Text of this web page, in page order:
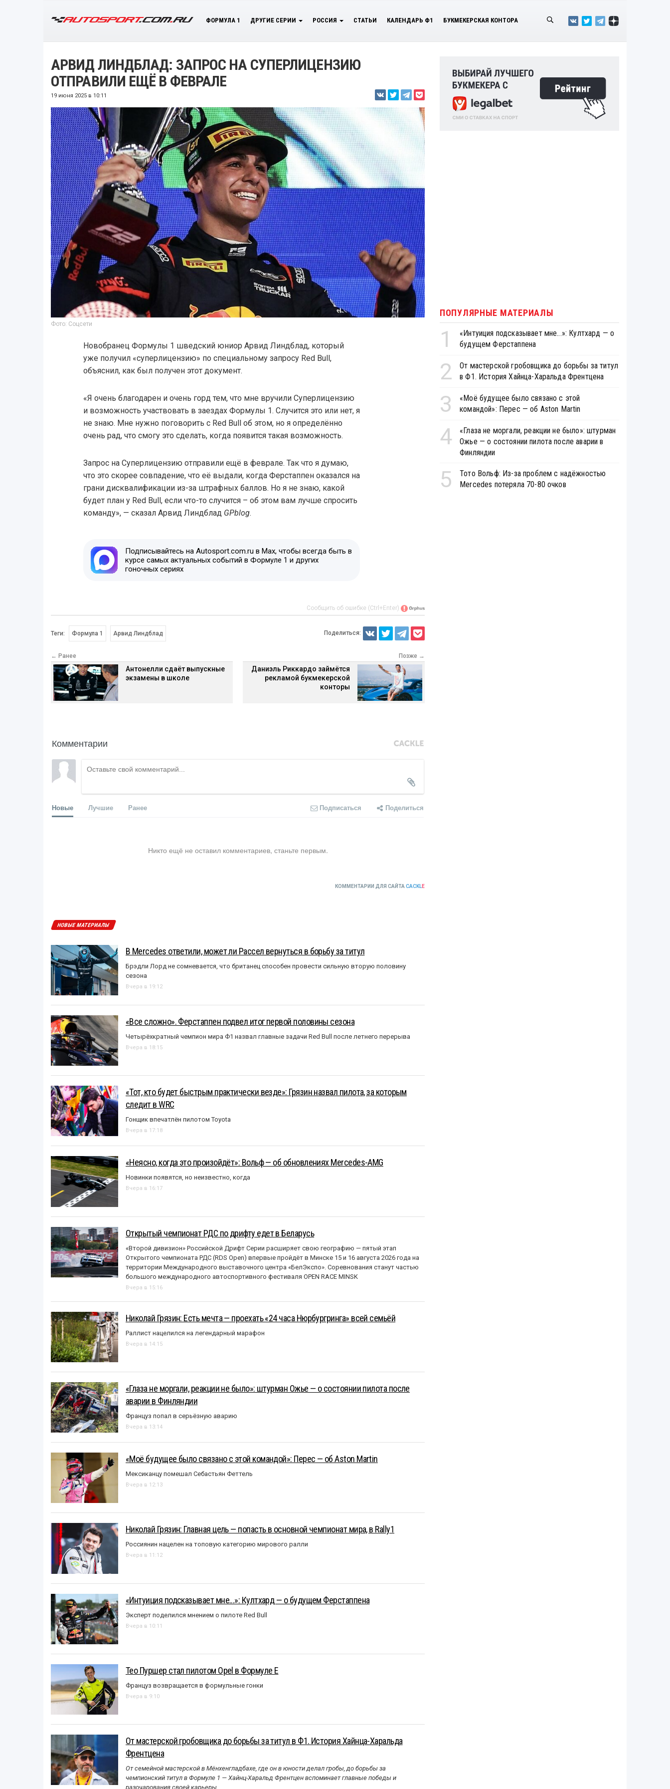
ФОРМУЛА 1 ДРУГИЕ СЕРИИ РОССИЯ СТАТЬИ КАЛЕНДАРЬ Ф1 БУКМЕКЕРСКАЯ КОНТОРА
АРВИД ЛИНДБЛАД: ЗАПРОС НА СУПЕРЛИЦЕНЗИЮ
ОТПРАВИЛИ ЕЩЁ В ФЕВРАЛЕ
19 июня 2025 в 10:11
Фото: Соцсети
Новобранец Формулы 1 шведский юниор Арвид Линдблад, который
уже получил «суперлицензию» по специальному запросу Red Bull,
объяснил, как был получен этот документ.
«Я очень благодарен и очень горд тем, что мне вручили Суперлицензию
и возможность участвовать в заездах Формулы 1. Случится это или нет, я
не знаю. Мне нужно поговорить с Red Bull об этом, но я определённо
очень рад, что смогу это сделать, когда появится такая возможность.
Запрос на Суперлицензию отправили ещё в феврале. Так что я думаю,
что это скорее совпадение, что её выдали, когда Ферстаппен оказался на
грани дисквалификации из-за штрафных баллов. Но я не знаю, какой
будет план у Red Bull, если что-то случится – об этом вам лучше спросить
команду», — сказал Арвид Линдблад GPblog.
Подписывайтесь на Autosport.com.ru в Max, чтобы всегда быть в
курсе самых актуальных событий в Формуле 1 и других
гоночных сериях
Сообщить об ошибке (Ctrl+Enter)
Теги: Формула 1 Арвид Линдблад Поделиться:
← Ранее
Антонелли сдаёт выпускные
экзамены в школе
Позже →
Даниэль Риккардо займётся
рекламой букмекерской
конторы
Комментарии
Новые Лучшие Ранее Подписаться Поделиться
Никто ещё не оставил комментариев, станьте первым.
КОММЕНТАРИИ ДЛЯ САЙТА CACKLE
НОВЫЕ МАТЕРИАЛЫ
В Mercedes ответили, может ли Рассел вернуться в борьбу за титул
Брэдли Лорд не сомневается, что британец способен провести сильную вторую половину
сезона
Вчера в 19:12
«Все сложно». Ферстаппен подвел итог первой половины сезона
Четырёхкратный чемпион мира Ф1 назвал главные задачи Red Bull после летнего перерыва
Вчера в 18:15
«Тот, кто будет быстрым практически везде»: Грязин назвал пилота, за которым
следит в WRC
Гонщик впечатлён пилотом Toyota
Вчера в 17:18
«Неясно, когда это произойдёт»: Вольф — об обновлениях Mercedes-AMG
Новинки появятся, но неизвестно, когда
Вчера в 16:17
Открытый чемпионат РДС по дрифту едет в Беларусь
«Второй дивизион» Российской Дрифт Серии расширяет свою географию — пятый этап
Открытого чемпионата РДС (RDS Open) впервые пройдёт в Минске 15 и 16 августа 2026 года на
территории Международного выставочного центра «БелЭкспо». Соревнования станут частью
большого международного автоспортивного фестиваля OPEN RACE MINSK
Вчера в 15:16
Николай Грязин: Есть мечта — проехать «24 часа Нюрбургринга» всей семьёй
Раллист нацелился на легендарный марафон
Вчера в 14:15
«Глаза не моргали, реакции не было»: штурман Ожье — о состоянии пилота после
аварии в Финляндии
Француз попал в серьёзную аварию
Вчера в 13:14
«Моё будущее было связано с этой командой»: Перес — об Aston Martin
Мексиканцу помешал Себастьян Феттель
Вчера в 12:13
Николай Грязин: Главная цель — попасть в основной чемпионат мира, в Rally1
Россиянин нацелен на топовую категорию мирового ралли
Вчера в 11:12
«Интуиция подсказывает мне...»: Култхард — о будущем Ферстаппена
Эксперт поделился мнением о пилоте Red Bull
Вчера в 10:11
Тео Пуршер стал пилотом Opel в Формуле Е
Француз возвращается в формульные гонки
Вчера в 9:10
От мастерской гробовщика до борьбы за титул в Ф1. История Хайнца-Харальда
Френтцена
От семейной мастерской в Мёнхенгладбахе, где он в юности делал гробы, до борьбы за
чемпионский титул в Формуле 1 — Хайнц-Харальд Френтцен вспоминает главные победы и
разочарования своей карьеры
ПОПУЛЯРНЫЕ МАТЕРИАЛЫ
1
«Интуиция подсказывает мне...»: Култхард — о
будущем Ферстаппена
2
От мастерской гробовщика до борьбы за титул
в Ф1. История Хайнца-Харальда Френтцена
3
«Моё будущее было связано с этой
командой»: Перес — об Aston Martin
4
«Глаза не моргали, реакции не было»: штурман
Ожье — о состоянии пилота после аварии в
Финляндии
5
Тото Вольф: Из-за проблем с надёжностью
Mercedes потеряла 70-80 очков